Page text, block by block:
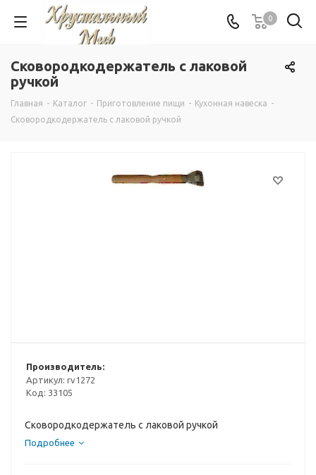
0
Сковородкодержатель с лаковой
ручкой
Главная - Каталог - Приготовление пищи - Кухонная навеска -
Сковородкодержатель с лаковой ручкой
Производитель:
Артикул: rv1272
Код: 33105
Сковородкодержатель с лаковой ручкой
Подробнее